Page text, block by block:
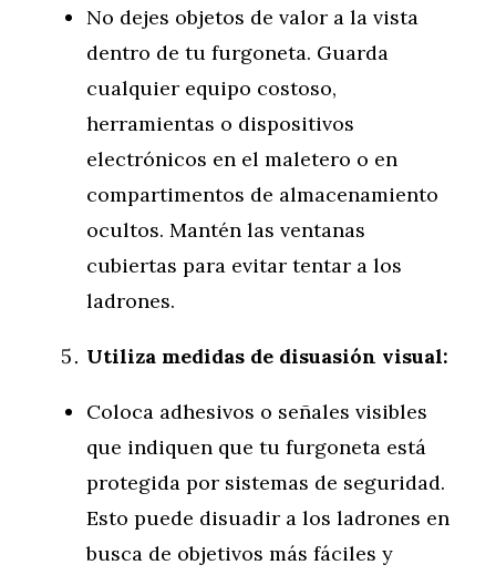
No dejes objetos de valor a la vista
dentro de tu furgoneta. Guarda
cualquier equipo costoso,
herramientas o dispositivos
electrónicos en el maletero o en
compartimentos de almacenamiento
ocultos. Mantén las ventanas
cubiertas para evitar tentar a los
ladrones.
Utiliza medidas de disuasión visual:
Coloca adhesivos o señales visibles
que indiquen que tu furgoneta está
protegida por sistemas de seguridad.
Esto puede disuadir a los ladrones en
busca de objetivos más fáciles y